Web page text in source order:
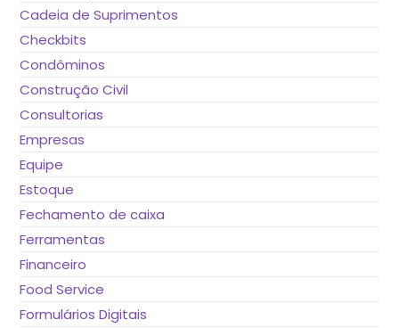
Cadeia de Suprimentos
Checkbits
Condôminos
Construção Civil
Consultorias
Empresas
Equipe
Estoque
Fechamento de caixa
Ferramentas
Financeiro
Food Service
Formulários Digitais